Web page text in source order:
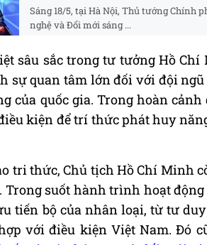
Sáng 18/5, tại Hà Nội, Thủ tướng Chính
nghệ và Đổi mới sáng ...
sâu sắc trong tư tưởng Hồ
sự quan tâm lớn đối với đội
của quốc gia. Trong hoàn
kiện để trí thức phát huy
tri thức, Chủ tịch Hồ Chí Minh
Trong suốt hành trình hoạt
tiến bộ của nhân loại, từ tư
với điều kiện Việt Nam. Đó